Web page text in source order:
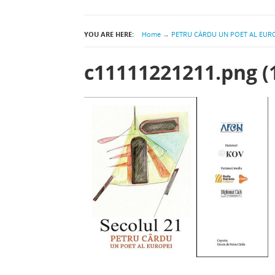
YOU ARE HERE: Home → PETRU CÂRDU UN POET AL
c11111221211.png